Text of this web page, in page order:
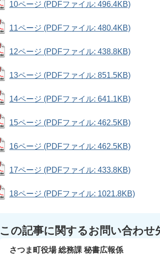
10ページ (PDFファイル: 496.4KB)
11ページ (PDFファイル: 480.4KB)
12ページ (PDFファイル: 438.8KB)
13ページ (PDFファイル: 851.5KB)
14ページ (PDFファイル: 641.1KB)
15ページ (PDFファイル: 462.5KB)
16ページ (PDFファイル: 462.5KB)
17ページ (PDFファイル: 433.8KB)
18ページ (PDFファイル: 1021.8KB)
この記事に関するお問い合わせ
さつま町役場 総務課 秘書広報係